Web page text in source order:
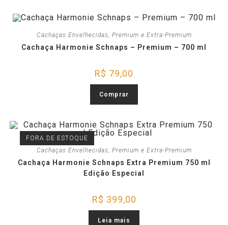
Cachaças Envelhecidas, Premium e Extra-Premium
Cachaça Harmonie Schnaps – Premium – 700 ml
R$ 79,00
Comprar
FORA DE ESTOQUE
Cachaças Envelhecidas, Premium e Extra-Premium
Cachaça Harmonie Schnaps Extra Premium 750 ml
Edição Especial
R$ 399,00
Leia mais